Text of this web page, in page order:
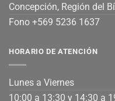
Concepción, Región del
Fono +569 5236 1637
HORARIO DE ATENCIÓN
Lunes a Viernes
10:00 a 13:30 y 14:30 a